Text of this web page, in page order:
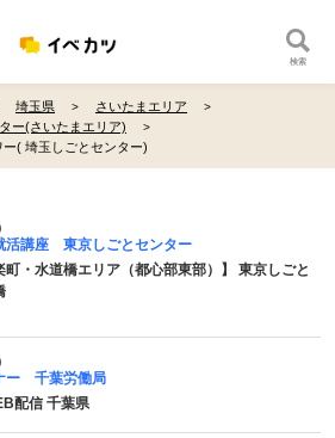
検索
埼玉県
さいたまエリア
ー(さいたまエリア)
( 埼玉しごとセンター)
活講座 東京しごとセンター
町・水道橋エリア（都心部東部）】 東京しごと
ー 千葉労働局
配信 千葉県